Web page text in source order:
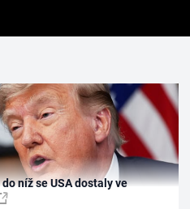
níž se USA dostaly ve